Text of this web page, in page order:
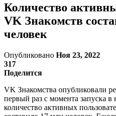
Количество
VK Знакомств
человек
Опубликовано Ноя 23, 2022
317
Поделится
VK Знакомства опубликовали
первый раз с момента запуска в
количество активных